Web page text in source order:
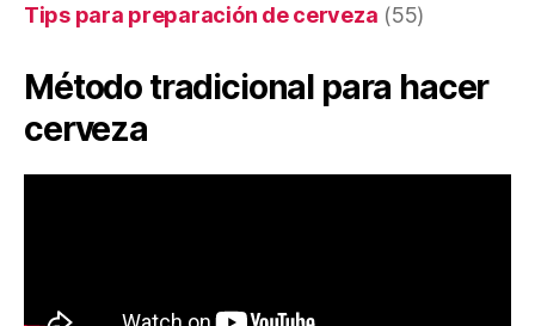
Tips para preparación de cerveza (55)
Método tradicional para hacer
cerveza